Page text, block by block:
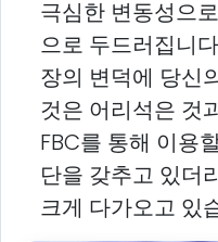
극심한 변동성으
으로 두드러집니
장의 변덕에 당신
것은 어리석은
FBC를 통해 이용
단을 갖추고 있더
크게 다가오고 있